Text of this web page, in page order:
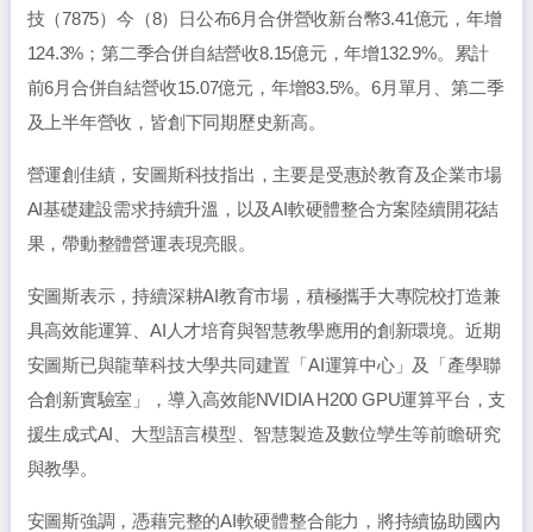
技（7875）今（8）日公布6月合併營收新台幣3.41億元，年增
124.3%；第二季合併自結營收8.15億元，年增132.9%。累計
前6月合併自結營收15.07億元，年增83.5%。6月單月、第二季
及上半年營收，皆創下同期歷史新高。
營運創佳績，安圖斯科技指出，主要是受惠於教育及企業市場
AI基礎建設需求持續升溫，以及AI軟硬體整合方案陸續開花結
果，帶動整體營運表現亮眼。
安圖斯表示，持續深耕AI教育市場，積極攜手大專院校打造兼
具高效能運算、AI人才培育與智慧教學應用的創新環境。近期
安圖斯已與龍華科技大學共同建置「AI運算中心」及「產學聯
合創新實驗室」，導入高效能NVIDIA H200 GPU運算平台，支
援生成式AI、大型語言模型、智慧製造及數位孿生等前瞻研究
與教學。
安圖斯強調，憑藉完整的AI軟硬體整合能力，將持續協助國內